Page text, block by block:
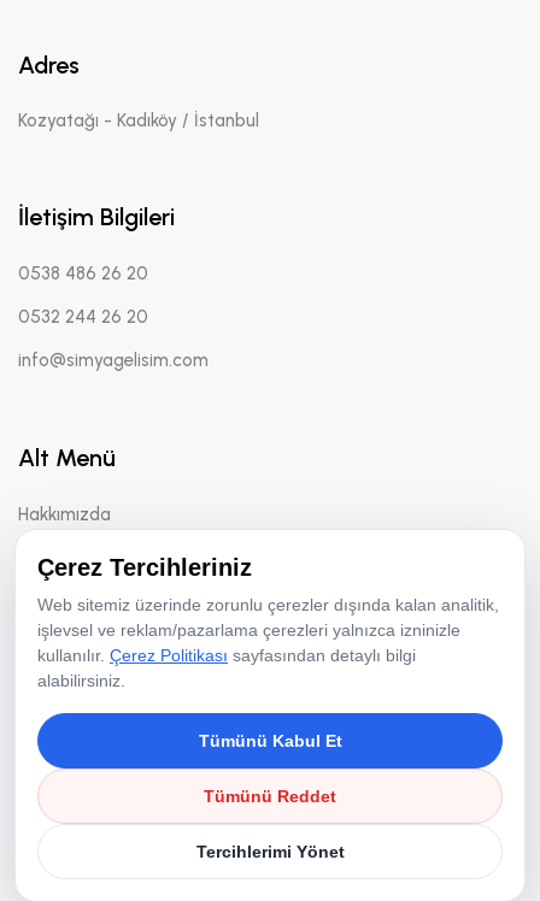
Adres
Kozyatağı - Kadıköy / İstanbul
İletişim Bilgileri
0538 486 26 20
0532 244 26 20
info@simyagelisim.com
Alt Menü
Hakkımızda
Yöntemler
Danışmanlık
Copyright © 2026 Simya Gelişim Danışmanlık | Tüm Hakları
Saklıdır.
Çerez Politikası
Çerez Tercihleriniz
Web sitemiz üzerinde zorunlu çerezler dışında kalan analitik,
işlevsel ve reklam/pazarlama çerezleri yalnızca izninizle
kullanılır. Çerez Politikası sayfasından detaylı bilgi
alabilirsiniz.
Tümünü Kabul Et
Tümünü Reddet
Tercihlerimi Yönet